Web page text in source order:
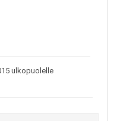
ulkopuolelle